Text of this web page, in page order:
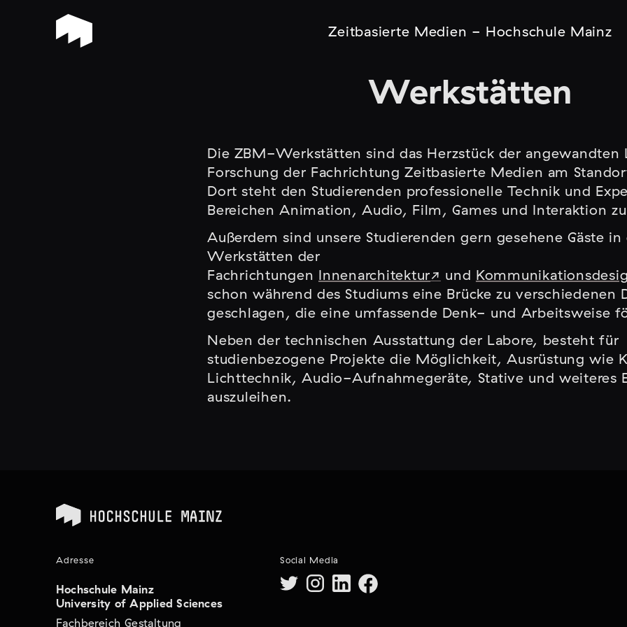
Zeitbasierte Medien - Hochschule Mainz
Werkstätten
Die ZBM-Werkstätten sind das Herzstück der angewandten
Forschung der Fachrichtung Zeitbasierte Medien am
Dort steht den Studierenden professionelle Technik und
Bereichen Animation, Audio, Film, Games und Interaktion
Außerdem sind unsere Studierenden gern gesehene Gäste in
Werkstätten der
Fachrichtungen Innenarchitektur und
schon während des Studiums eine Brücke zu verschiedenen
geschlagen, die eine umfassende Denk- und Arbeitsweise
Neben der technischen Ausstattung der Labore, besteht für
studienbezogene Projekte die Möglichkeit, Ausrüstung wie
Lichttechnik, Audio-Aufnahmegeräte, Stative und weiteres
auszuleihen.
Adresse
Hochschule Mainz
University of Applied Sciences
Fachbereich Gestaltung
Social Media